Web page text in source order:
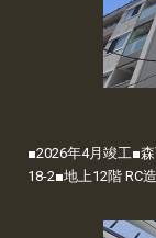
■2026年4月竣工■
18-2■地上12階 RC造